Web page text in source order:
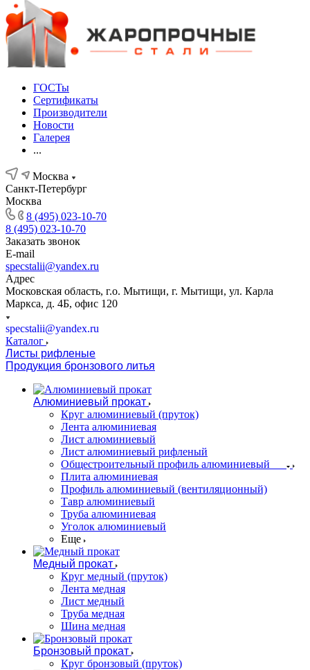
ГОСТы
Сертификаты
Производители
Новости
Галерея
...
Москва
Санкт-Петербург
Москва
8 (495) 023-10-70
8 (495) 023-10-70
Заказать звонок
E-mail
specstalii@yandex.ru
Адрес
Московская область, г.о. Мытищи, г. Мытищи, ул. Карла
Маркса, д. 4Б, офис 120
specstalii@yandex.ru
Каталог
Листы рифленые
Продукция бронзового литья
Алюминиевый прокат
Круг алюминиевый (пруток)
Лента алюминиевая
Лист алюминиевый
Лист алюминиевый рифленый
Общестроительный профиль алюминиевый
Плита алюминиевая
Профиль алюминиевый (вентиляционный)
Тавр алюминиевый
Труба алюминиевая
Уголок алюминиевый
Еще
Медный прокат
Круг медный (пруток)
Лента медная
Лист медный
Труба медная
Шина медная
Бронзовый прокат
Круг бронзовый (пруток)